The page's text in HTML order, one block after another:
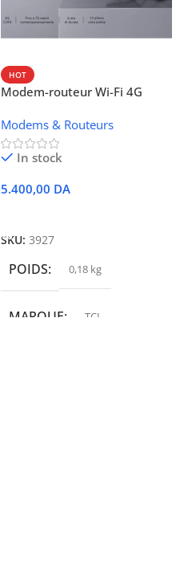
HOT
Modem-routeur Wi-Fi 4G
Modems & Routeurs
In stock
5.400,00 DA
SKU: 3927
POIDS 0,18 kg
MARQUE TCL